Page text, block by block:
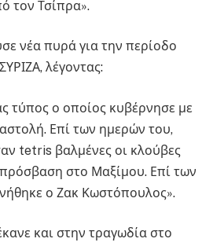
τον Τσίπρα».
νέα πυρά για την περίοδο
λέγοντας:
τύπος ο οποίος κυβέρνησε με
Επί των ημερών του,
tetris βαλμένες οι κλούβες
πρόσβαση στο Μαξίμου. Επί των
ο Ζακ Κωστόπουλος».
και στην τραγωδία στο